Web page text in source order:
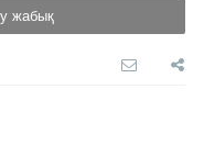
жабық